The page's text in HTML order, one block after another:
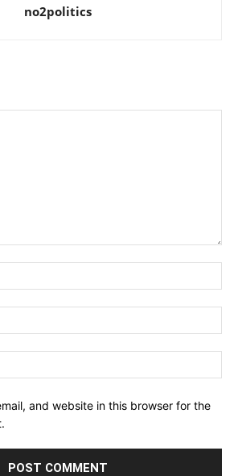
no2politics
and website in this browser for the